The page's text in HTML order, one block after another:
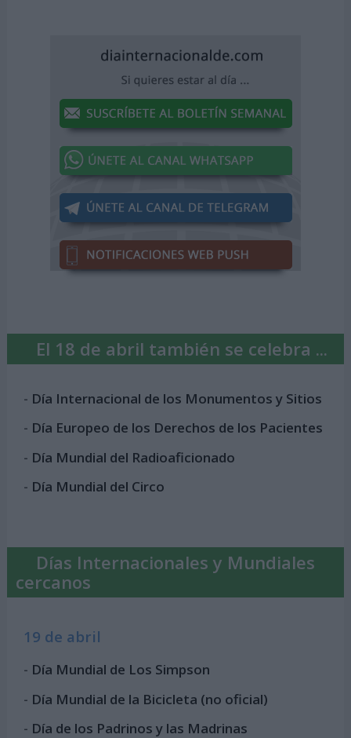
El 18 de abril también se celebra ...
- Día Internacional de los Monumentos y Sitios
- Día Europeo de los Derechos de los Pacientes
- Día Mundial del Radioaficionado
- Día Mundial del Circo
Días Internacionales y Mundiales
cercanos
19 de abril
- Día Mundial de Los Simpson
- Día Mundial de la Bicicleta (no oficial)
- Día de los Padrinos y las Madrinas